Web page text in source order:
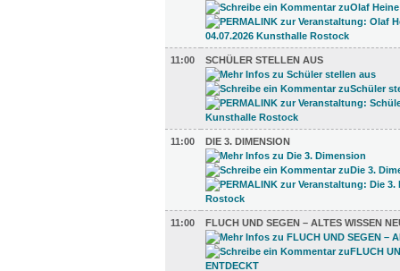
11:00 SCHÜLER STELLEN AUS
11:00 DIE 3. DIMENSION
11:00 FLUCH UND SEGEN – ALTES WISSEN